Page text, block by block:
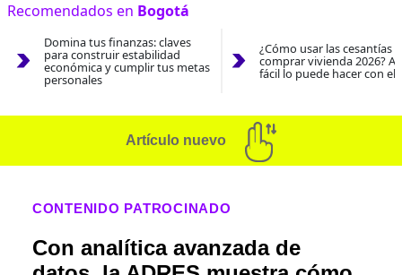
Recomendados en Bogotá
Domina tus finanzas: claves
para construir estabilidad
económica y cumplir tus metas
personales
¿Cómo usar las cesantías
comprar vivienda 2026?
fácil lo puede hacer con el
Artículo nuevo
CONTENIDO PATROCINADO
Con analítica avanzada de